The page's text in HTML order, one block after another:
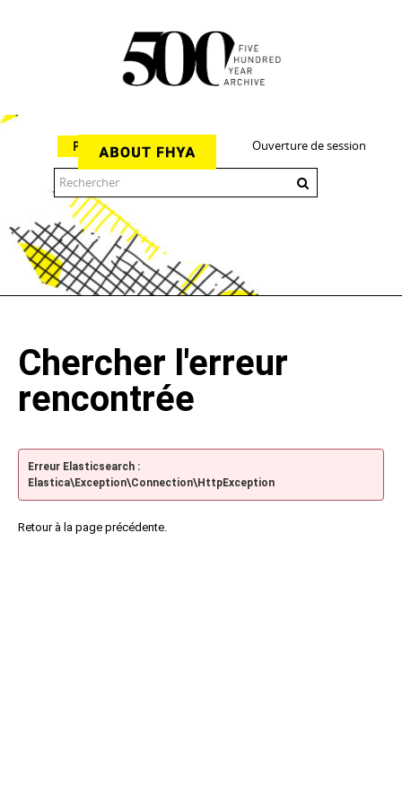
Ouverture de session
Parcourir
Chercher l'erreur
rencontrée
Erreur Elasticsearch :
Elastica\Exception\Connection\HttpException
Retour à la page précédente.